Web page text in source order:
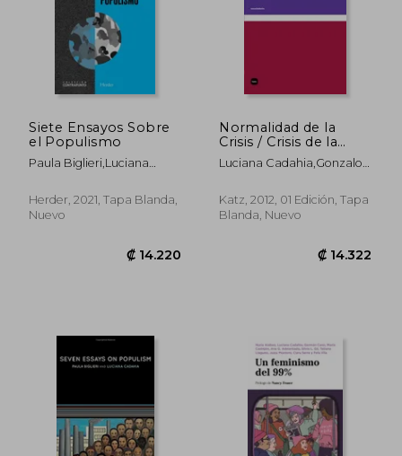
Siete Ensayos Sobre
el Populismo
Paula Biglieri,Luciana
Herder, 2021, Tapa Blanda,
Nuevo
Normalidad de la
Crisis / Crisis de la
Normalidad
Luciana Cadahia,Gonzalo
Katz, 2012, 01 Edición, Tapa
Blanda, Nuevo